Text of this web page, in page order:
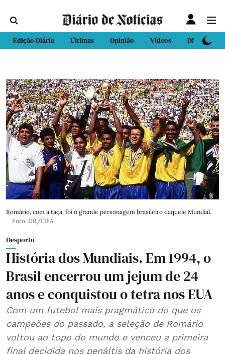
Edição Diária Últimas Opinião Vídeos DN Sport
Romário, com a taça, foi o grande personagem brasileiro daquele Mundial.
Foto: DR/FIFA
Desporto
História dos Mundiais. Em 1994, o
Brasil encerrou um jejum de 24
anos e conquistou o tetra nos EUA
Com um futebol mais pragmático do que os
campeões do passado, a seleção de Romário
voltou ao topo do mundo e venceu a primeira
final decidida nos penáltis da história dos